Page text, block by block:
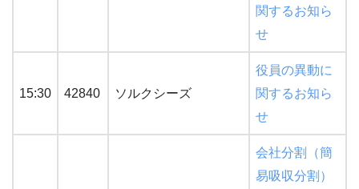
関するお知ら
せ
15:30 42840 ソルクシーズ
役員の異動に
関するお知ら
せ
会社分割（簡
易吸収分割）